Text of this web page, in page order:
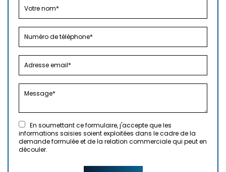
En soumettant ce formulaire, j'accepte que les
informations saisies soient exploitées dans le cadre de la
demande formulée et de la relation commerciale qui peut en
découler.